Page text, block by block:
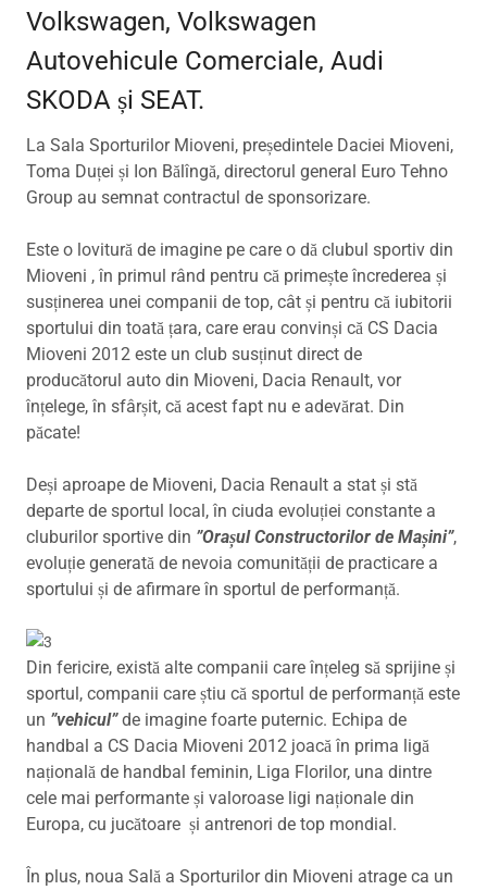
Volkswagen, Volkswagen
Autovehicule Comerciale, Audi
SKODA și SEAT.
La Sala Sporturilor Mioveni, președintele Daciei Mioveni,
Toma Duței și Ion Bălîngă, directorul general Euro Tehno
Group au semnat contractul de sponsorizare.
Este o lovitură de imagine pe care o dă clubul sportiv din
Mioveni , în primul rând pentru că primește încrederea și
susținerea unei companii de top, cât și pentru că iubitorii
sportului din toată țara, care erau convinși că CS Dacia
Mioveni 2012 este un club susținut direct de
producătorul auto din Mioveni, Dacia Renault, vor
înțelege, în sfârșit, că acest fapt nu e adevărat. Din
păcate!
Deși aproape de Mioveni, Dacia Renault a stat și stă
departe de sportul local, în ciuda evoluției constante a
cluburilor sportive din ”Orașul Constructorilor de Mașini”,
evoluție generată de nevoia comunității de practicare a
sportului și de afirmare în sportul de performanță.
Din fericire, există alte companii care înțeleg să sprijine și
sportul, companii care știu că sportul de performanță este
un ”vehicul”de imagine foarte puternic. Echipa de
handbal a CS Dacia Mioveni 2012 joacă în prima ligă
națională de handbal feminin, Liga Florilor, una dintre
cele mai performante și valoroase ligi naționale din
Europa, cu jucătoare și antrenori de top mondial.
În plus, noua Sală a Sporturilor din Mioveni atrage ca un